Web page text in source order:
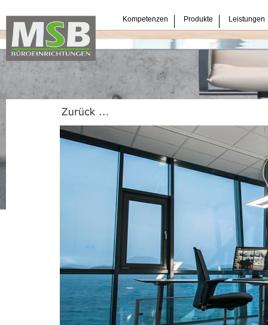
überspringenKompetenzen Produkte Leistungen